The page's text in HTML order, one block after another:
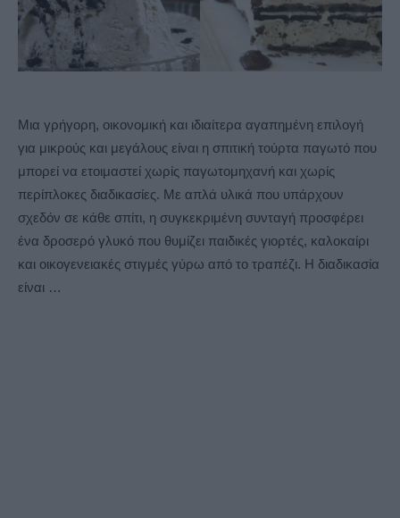
Μια γρήγορη, οικονομική και ιδιαίτερα αγαπημένη επιλογή
για μικρούς και μεγάλους είναι η σπιτική τούρτα παγωτό που
μπορεί να ετοιμαστεί χωρίς παγωτομηχανή και χωρίς
περίπλοκες διαδικασίες. Με απλά υλικά που υπάρχουν
σχεδόν σε κάθε σπίτι, η συγκεκριμένη συνταγή προσφέρει
ένα δροσερό γλυκό που θυμίζει παιδικές γιορτές, καλοκαίρι
και οικογενειακές στιγμές γύρω από το τραπέζι. Η διαδικασία
είναι …